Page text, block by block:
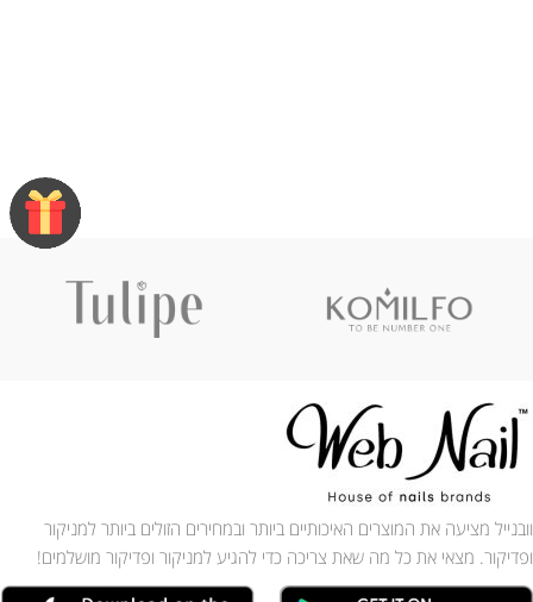
וובנייל מציעה את המוצרים האיכותיים ביותר ובמחירים הזולים ביותר למניקור
ופדיקור. מצאי את כל מה שאת צריכה כדי להגיע למניקור ופדיקור מושלמים!